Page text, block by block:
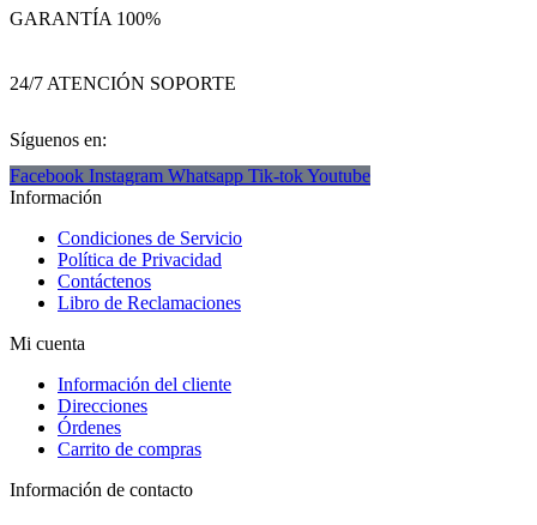
GARANTÍA 100%
24/7 ATENCIÓN SOPORTE
Síguenos en:
Facebook Instagram Whatsapp Tik-tokYoutube
Información
Condiciones de Servicio
Política de Privacidad
Contáctenos
Libro de Reclamaciones
Mi cuenta
Información del cliente
Direcciones
Órdenes
Carrito de compras
Información de contacto